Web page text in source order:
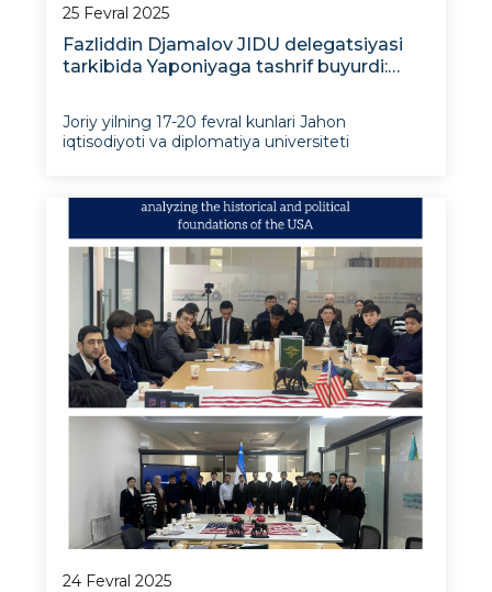
25 Fevral 2025
Fazliddin Djamalov JIDU delegatsiyasi
tarkibida Yaponiyaga tashrif buyurdi:
qo‘yish
Joriy yilning 17-20 fevral kunlari Jahon
iqtisodiyoti va diplomatiya universiteti
delegatsiya Yaponiyaga tashrif buyurdi.
Delegatsiya tarkibida IXTI Yaponiya tadqiqotlari
24 Fevral 2025